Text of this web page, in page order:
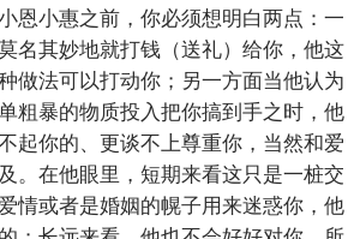
恩小惠之前，你必须想明白两点：一
名其妙地就打钱（送礼）给你，他这
做法可以打动你；另一方面当他认为
粗暴的物质投入把你搞到手之时，他
起你的、更谈不上尊重你，当然和爱
。在他眼里，短期来看这只是一桩交
情或者是婚姻的幌子用来迷惑你，他